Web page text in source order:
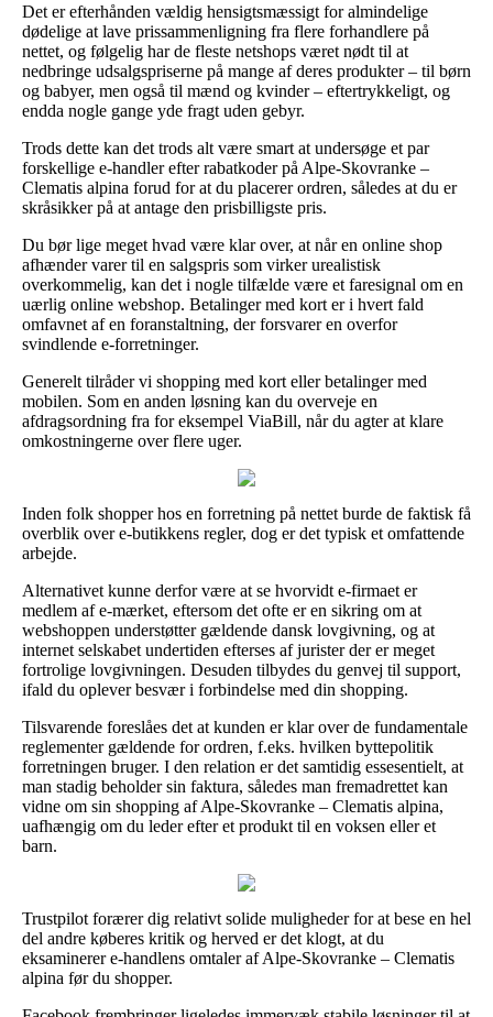
Det er efterhånden vældig hensigtsmæssigt for almindelige
dødelige at lave prissammenligning fra flere forhandlere på
nettet, og følgelig har de fleste netshops været nødt til at
nedbringe udsalgspriserne på mange af deres produkter – til børn
og babyer, men også til mænd og kvinder – eftertrykkeligt, og
endda nogle gange yde fragt uden gebyr.
Trods dette kan det trods alt være smart at undersøge et par
forskellige e-handler efter rabatkoder på Alpe-Skovranke –
Clematis alpina forud for at du placerer ordren, således at du er
skråsikker på at antage den prisbilligste pris.
Du bør lige meget hvad være klar over, at når en online shop
afhænder varer til en salgspris som virker urealistisk
overkommelig, kan det i nogle tilfælde være et faresignal om en
uærlig online webshop. Betalinger med kort er i hvert fald
omfavnet af en foranstaltning, der forsvarer en overfor
svindlende e-forretninger.
Generelt tilråder vi shopping med kort eller betalinger med
mobilen. Som en anden løsning kan du overveje en
afdragsordning fra for eksempel ViaBill, når du agter at klare
omkostningerne over flere uger.
Inden folk shopper hos en forretning på nettet burde de faktisk få
overblik over e-butikkens regler, dog er det typisk et omfattende
arbejde.
Alternativet kunne derfor være at se hvorvidt e-firmaet er
medlem af e-mærket, eftersom det ofte er en sikring om at
webshoppen understøtter gældende dansk lovgivning, og at
internet selskabet undertiden efterses af jurister der er meget
fortrolige lovgivningen. Desuden tilbydes du genvej til support,
ifald du oplever besvær i forbindelse med din shopping.
Tilsvarende foreslåes det at kunden er klar over de fundamentale
reglementer gældende for ordren, f.eks. hvilken byttepolitik
forretningen bruger. I den relation er det samtidig essesentielt, at
man stadig beholder sin faktura, således man fremadrettet kan
vidne om sin shopping af Alpe-Skovranke – Clematis alpina,
uafhængig om du leder efter et produkt til en voksen eller et
barn.
Trustpilot forærer dig relativt solide muligheder for at bese en hel
del andre køberes kritik og herved er det klogt, at du
eksaminerer e-handlens omtaler af Alpe-Skovranke – Clematis
alpina før du shopper.